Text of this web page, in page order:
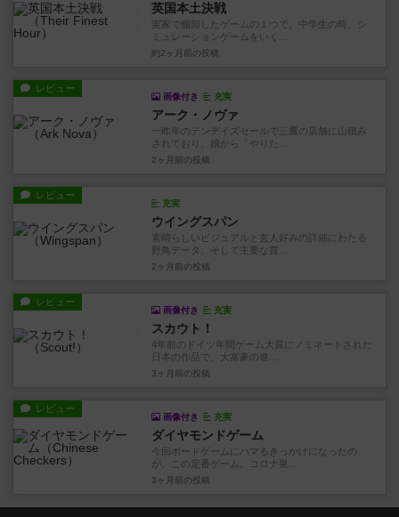
英国本土決戦
実家で棚卸したゲームの１つで、中学生の時、シ
ミュレーションゲームをいく...
約2ヶ月前 の投稿
レビュー
画像付き 充実
アーク・ノヴァ
一昨年のテンデイズセールで三鷹の店舗に山積み
されており、娘から「やりた...
2ヶ月前 の投稿
レビュー
充実
ウイングスパン
素晴らしいビジュアルと玄人好みの詳細にわたる
野鳥データ、そして主要な賞...
2ヶ月前 の投稿
レビュー
画像付き 充実
スカウト！
4年前のドイツ年間ゲーム大賞にノミネートされた
日本の作品で、大富豪の進...
3ヶ月前 の投稿
レビュー
画像付き 充実
ダイヤモンドゲーム
今回ボードゲームにハマるきっかけになったの
が、この定番ゲーム。コロナ巣...
3ヶ月前 の投稿